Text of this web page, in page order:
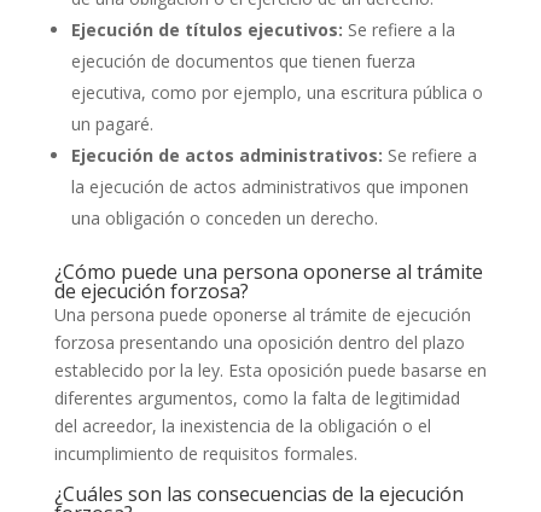
Ejecución de títulos ejecutivos: Se refiere a la
ejecución de documentos que tienen fuerza
ejecutiva, como por ejemplo, una escritura pública o
un pagaré.
Ejecución de actos administrativos: Se refiere a
la ejecución de actos administrativos que imponen
una obligación o conceden un derecho.
¿Cómo puede una persona oponerse al trámite
de ejecución forzosa?
Una persona puede oponerse al trámite de ejecución
forzosa presentando una oposición dentro del plazo
establecido por la ley. Esta oposición puede basarse en
diferentes argumentos, como la falta de legitimidad
del acreedor, la inexistencia de la obligación o el
incumplimiento de requisitos formales.
¿Cuáles son las consecuencias de la ejecución